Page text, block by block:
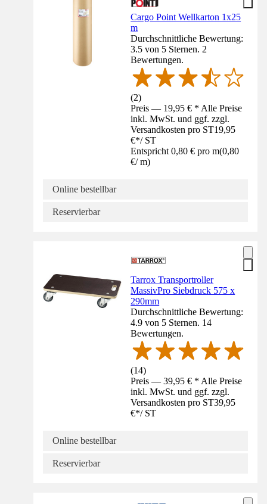
Cargo Point Wellkarton 1x25
m
Durchschnittliche Bewertung:
3.5 von 5 Sternen. 2
Bewertungen.
(2)
Preis — 19,95 € * Alle Preise
inkl. MwSt. und ggf. zzgl.
Versandkosten pro ST19,95
€*/ ST
Entspricht 0,80 € pro m(0,80
€/ m)
Online bestellbar
Reservierbar
Tarrox Transportroller
MassivPro Siebdruck 575 x
290mm
Durchschnittliche Bewertung:
4.9 von 5 Sternen. 14
Bewertungen.
(14)
Preis — 39,95 € * Alle Preise
inkl. MwSt. und ggf. zzgl.
Versandkosten pro ST39,95
€*/ ST
Online bestellbar
Reservierbar